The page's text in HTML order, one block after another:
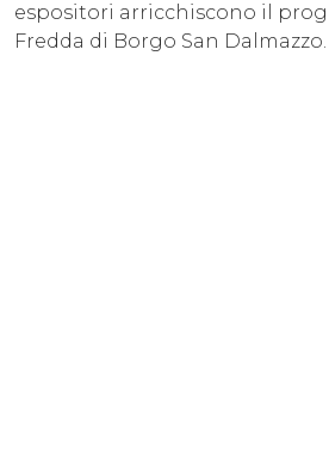
espositori arricchiscono il
Fredda di Borgo San Dalmazzo.